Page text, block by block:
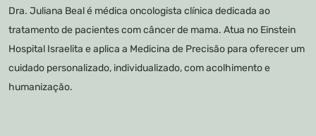
Dra. Juliana Beal é médica oncologista clínica dedicada ao
tratamento de pacientes com câncer de mama. Atua no Einstein
Hospital Israelita e aplica a Medicina de Precisão para oferecer um
cuidado personalizado, individualizado, com acolhimento e
humanização.